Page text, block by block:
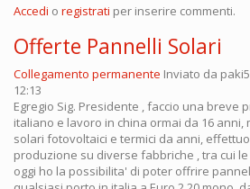
Accedi o registrati per inserire commenti.
Offerte Pannelli Solari
Collegamento permanente Inviato da
12:13
Egregio Sig. Presidente , faccio una breve
italiano e lavoro in china ormai da 16 anni,
solari fotovoltaici e termici da anni,
produzione su diverse fabbriche , tra cui le
oggi ho la possibilita' di poter offrire